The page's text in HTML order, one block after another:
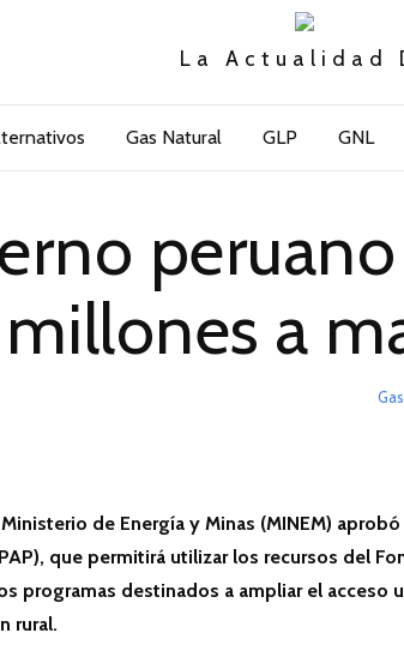
La Actualidad
Gas Natural GLP GNL
millones a
de Energía y Minas (MINEM)
que permitirá utilizar los recursos del
programas destinados a ampliar el acceso
rural.